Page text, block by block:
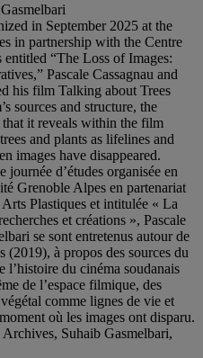
in September 2025 at the
in partnership with the Centre
“The Loss of Images:
Pascale Cassagnau and
his film Talking about Trees
sources and structure, the
it reveals within the film
and plants as lifelines and
images have disappeared.
journée d’études organisée en
Grenoble Alpes en partenariat
Plastiques et intitulée « La
et créations », Pascale
se sont entretenus autour de
à propos des sources du
l’histoire du cinéma soudanais
de l’espace filmique, des
comme lignes de vie et
où les images ont disparu.
Suhaib Gasmelbari,